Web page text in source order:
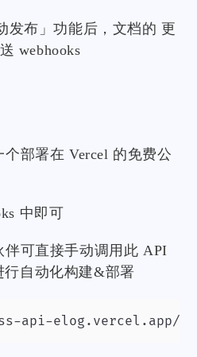
布」功能后，文档的 更
webhooks
部署在 Vercel 的免费公
中即可
伴可直接手动调用此 API
行自动化构建&部署
elog.vercel.app/api/